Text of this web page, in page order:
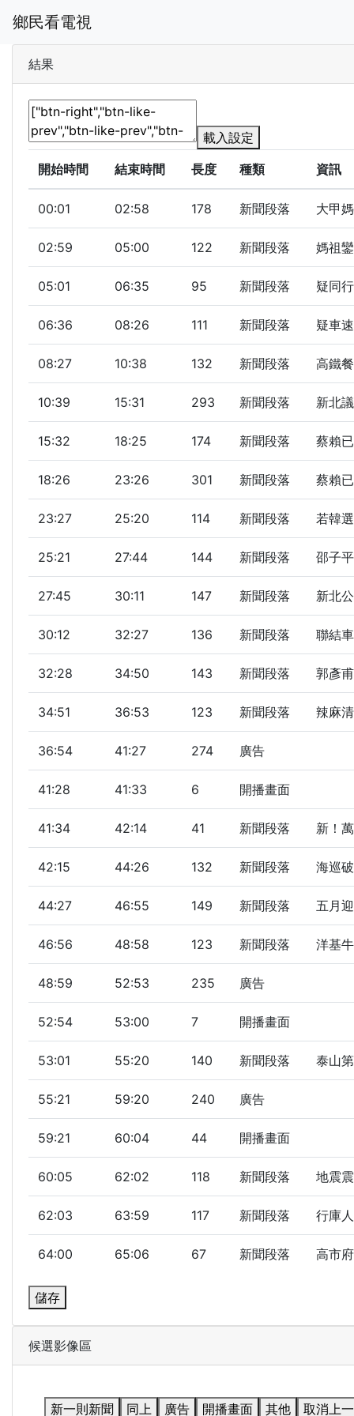
鄉民看電視
結果
載入設定
開始時間
結束時間 長度 種類 資訊
00:01 02:58 178 新聞段落 大甲
02:59 05:00 122 新聞段落 媽祖
05:01 06:35 95 新聞段落 疑同
06:36 08:26 111 新聞段落 疑車
08:27 10:38 132 新聞段落 高鐵
10:39 15:31 293 新聞段落 新北
15:32 18:25 174 新聞段落 蔡賴
18:26 23:26 301 新聞段落 蔡賴
23:27 25:20 114 新聞段落 若韓
25:21 27:44 144 新聞段落 邵子
27:45 30:11 147 新聞段落 新北
30:12 32:27 136 新聞段落 聯結
32:28 34:50 143 新聞段落 郭彥
34:51 36:53 123 新聞段落 辣麻
36:54 41:27 274 廣告
41:28 41:33 6 開播畫面
41:34 42:14 41 新聞段落 新！
42:15 44:26 132 新聞段落 海巡
44:27 46:55 149 新聞段落 五月
46:56 48:58 123 新聞段落 洋基
48:59 52:53 235 廣告
52:54 53:00 7 開播畫面
53:01 55:20 140 新聞段落 泰山
55:21 59:20 240 廣告
59:21 60:04 44 開播畫面
60:05 62:02 118 新聞段落 地震
62:03 63:59 117 新聞段落 行庫
64:00 65:06 67 新聞段落 高市
儲存
候選影像區
新一則新聞 同上 廣告 開播畫面 其他 取消上